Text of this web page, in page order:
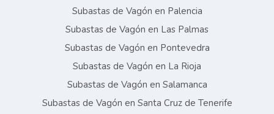
Subastas de Vagón en Palencia
Subastas de Vagón en Las Palmas
Subastas de Vagón en Pontevedra
Subastas de Vagón en La Rioja
Subastas de Vagón en Salamanca
Subastas de Vagón en Santa Cruz de Tenerife